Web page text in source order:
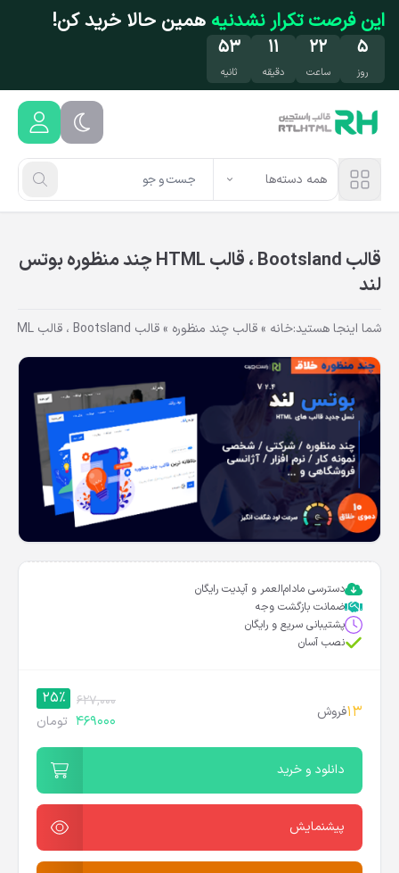
رفتن به محتوای اصلی
این فرصت تکرار نشدنیه همین حالا خرید کن!
۵
روز
۲۲
ساعت
۱۱
دقیقه
۵۳
ثانیه
همه دسته‌ها
قالب Bootsland ، قالب HTML چند منظوره بوتس
لند
شما اینجا هستید:خانه »قالب چند منظوره »قالب Bootsland ، قالب HTML چند منظوره بوتس لند
دسترسی مادام‌العمر و آپدیت رایگان
ضمانت بازگشت وجه
پشتیبانی سریع و رایگان
نصب آسان
13فروش
627,000
25%
469000 تومان
دانلود و خرید
پیشنمایش